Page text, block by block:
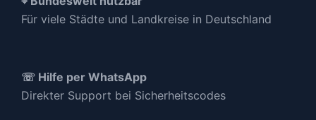
Für viele Städte und Landkreise in Deutschland
☏ Hilfe per WhatsApp
Direkter Support bei Sicherheitscodes